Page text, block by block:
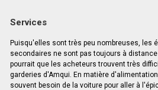
Services
Puisqu'elles sont très peu nombreuses, les
secondaires ne sont pas toujours à
pourrait que les acheteurs trouvent très
garderies d'Amqui. En matière
souvent besoin de la voiture pour aller à